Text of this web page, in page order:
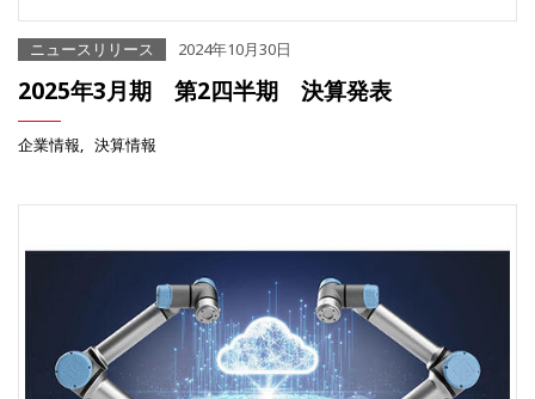
ニュースリリース 2024年10月30日
2025年3月期 第2四半期 決算発表
企業情報 決算情報